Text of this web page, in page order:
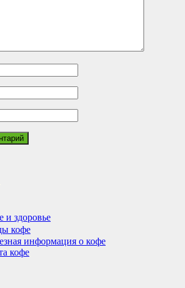
и здоровье
кофе
информация о кофе
кофе